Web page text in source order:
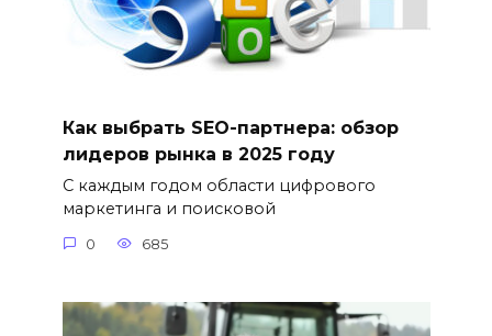
Как выбрать SEO-партнера: обзор
лидеров рынка в 2025 году
С каждым годом области цифрового
маркетинга и поисковой
0 685